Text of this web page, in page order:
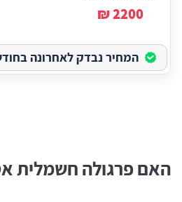
2200 ₪
המחיר נבדק לאחרונה בחודש
האם פרגולה חשמלית